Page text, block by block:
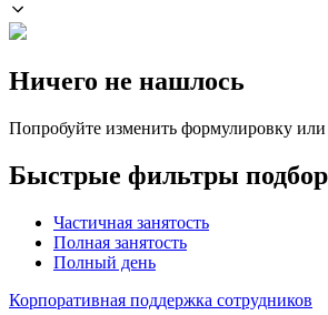
Ничего не нашлось
Попробуйте изменить формулировку
Быстрые фильтры
Частичная занятость
Полная занятость
Полный день
Корпоративная поддержка сотрудников